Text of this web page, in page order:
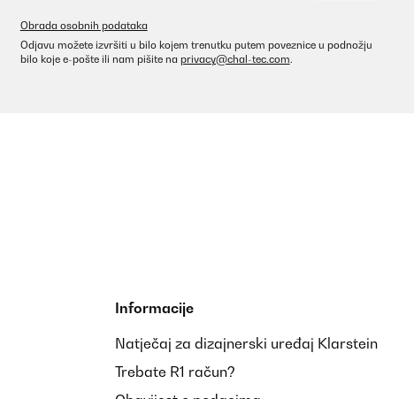
Obrada osobnih podataka
Odjavu možete izvršiti u bilo kojem trenutku putem poveznice u podnožju
bilo koje e-pošte ili nam pišite na privacy@chal-tec.com.
Informacije
Natječaj za dizajnerski uređaj Klarstein
Trebate R1 račun?